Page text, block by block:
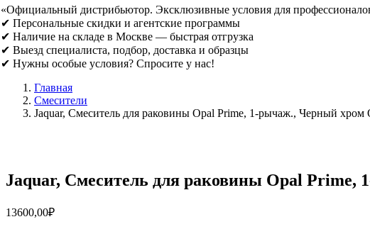
«Официальный дистрибьютор. Эксклюзивные условия для
✔ Персональные скидки и агентские программы
✔ Наличие на складе в Москве — быстрая отгрузка
✔ Выезд специалиста, подбор, доставка и образцы
✔ Нужны особые условия? Спросите у нас!
Главная
Смесители
Jaquar, Смеситель для раковины Opal Prime, 1-рычаж., Черный хром
Jaquar, Смеситель для раковины Opal
13600,00₽